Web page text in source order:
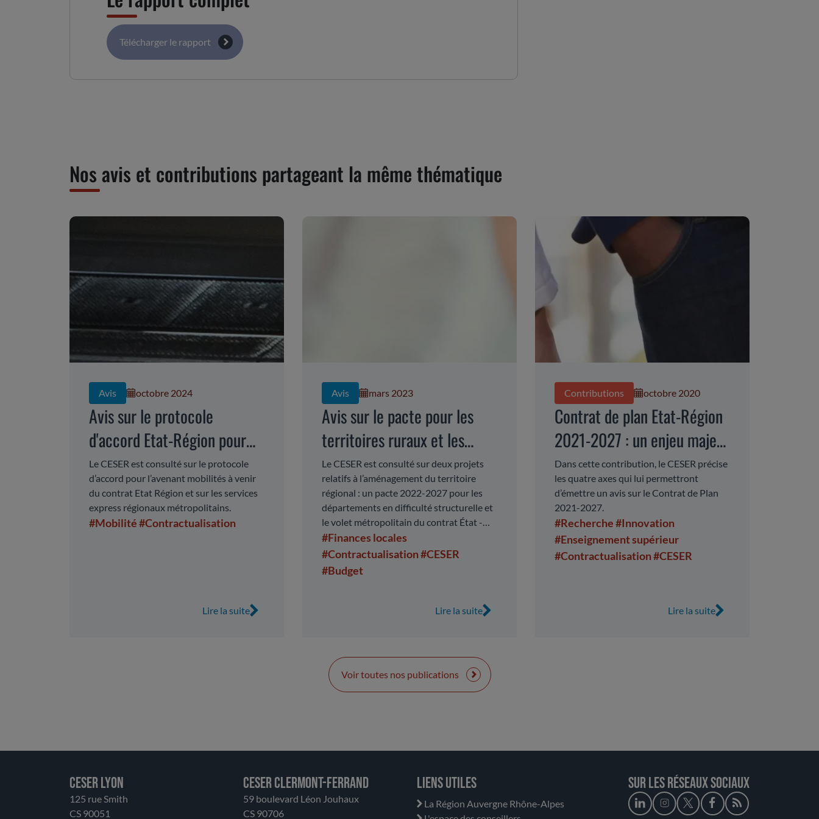
Télécharger le rapport
Nos avis et contributions partageant la même thématique
Avis octobre 2024
Avis sur le protocole
d'accord Etat-Région pour
l'avenant mobilités 2023-
2027 du CPER 2021-2027
Le CESER est consulté sur le protocole
d’accord pour l’avenant mobilités à venir
du contrat Etat Région et sur les services
express régionaux métropolitains.
#Mobilité#Contractualisation
Lire la suite
Avis mars 2023
Avis sur le pacte pour les
territoires ruraux et les
volets métropolitains du
CPER
Le CESER est consulté sur deux projets
relatifs à l’aménagement du territoire
régional : un pacte 2022-2027 pour les
départements en difficulté structurelle et
le volet métropolitain du contrat État -
Région pour 2021-2027.
#Finances locales
#Contractualisation#CESER
#Budget
Lire la suite
Contributions octobre 2020
Contrat de plan Etat-Région
2021-2027 : un enjeu majeur
pour l'enseignement
supérieur, la recherche et
l'innovation
Dans cette contribution, le CESER précise
les quatre axes qui lui permettront
d’émettre un avis sur le Contrat de Plan
2021-2027.
#Recherche#Innovation
#Enseignement supérieur
#Contractualisation#CESER
Lire la suite
Voir toutes nos publications
CESER LYON
125 rue Smith
CS 90051
CESER Clermont-Ferrand
59 boulevard Léon Jouhaux
CS 90706
Liens utiles
La Région Auvergne Rhône-Alpes
Sur les réseaux sociaux